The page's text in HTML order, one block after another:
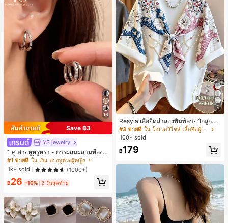
16
Save ฿3
YS jewelry
1 คู่ ต่างหูหรูหรา - การผสมผสานที่ลงตั
วของแฟชั่นและความซับซ้อน, ดีไซน์ส
องชั้น, เหมาะสำหรับสุภาพสตรีและนักเ
รียน, ต่างหูทองแดงฝังไมโคร
#1 ขายดี ใน เงิน ต่างหูห่วงผู้หญิง
1k+ sold
(1000+)
฿26 -10% 2 วันสุดท้าย
7
Resyla เสื้อยืดลำลองพิมพ์ลายปักลูกปัด
รูปโบว์ขนาดใหญ่สำหรับผู้หญิง
#3 ขายดี
ใน โอเวอร์ไซส์ เสื้อยืดผู้หญิง
100+ sold
฿179